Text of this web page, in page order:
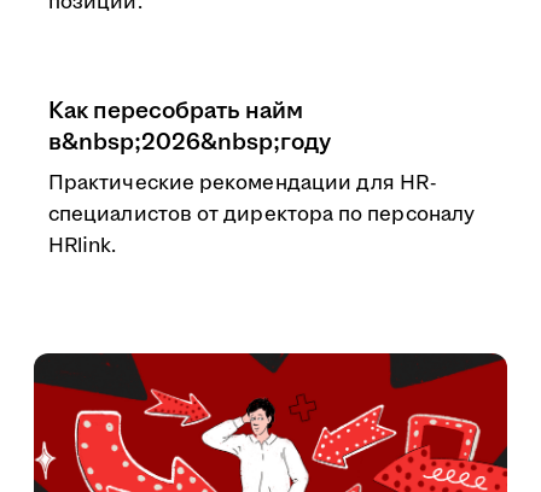
Как пересобрать найм
в&nbsp;2026&nbsp;году
Практические рекомендации для HR-
специалистов от директора по персоналу
HRlink.